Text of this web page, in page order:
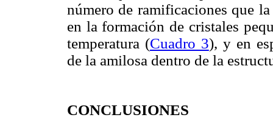
número de ramificaciones que
en la formación de cristales
temperatura (Cuadro 3), y en
de la amilosa dentro de la
CONCLUSIONES